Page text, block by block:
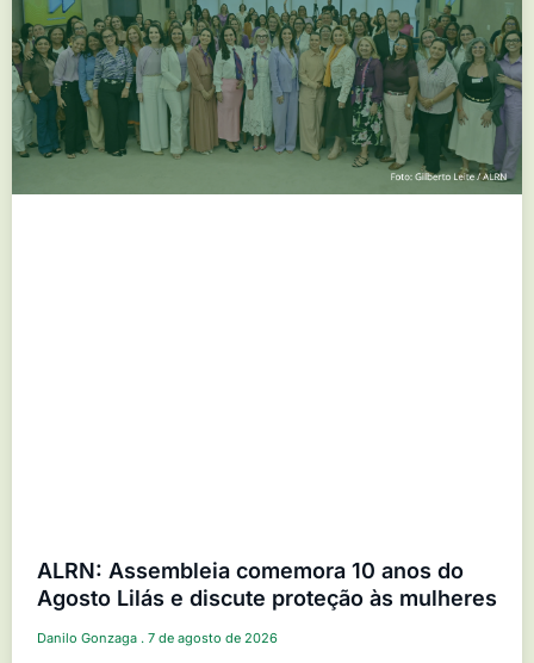
ALRN: Assembleia comemora 10 anos do
Agosto Lilás e discute proteção às mulheres
Danilo Gonzaga 7 de agosto de 2026